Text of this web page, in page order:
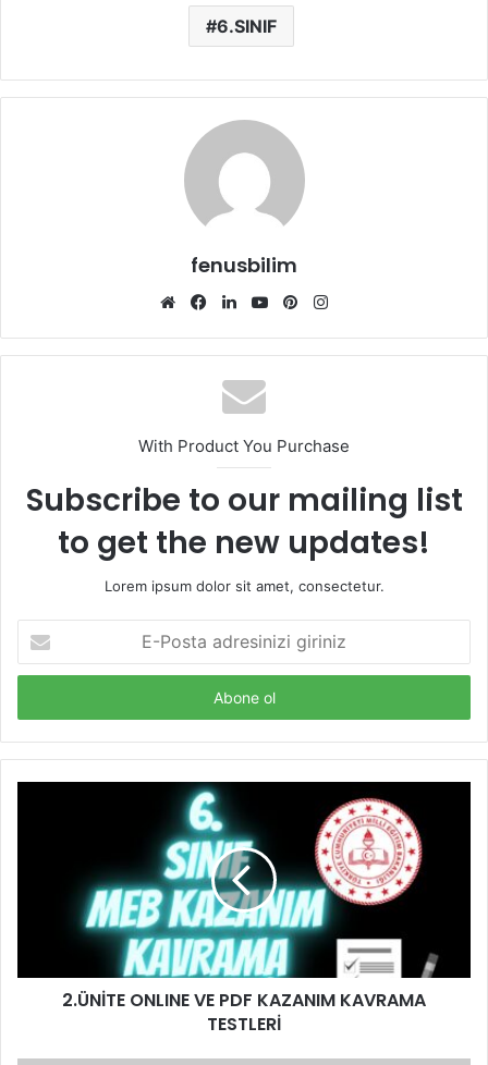
6.SINIF
fenusbilim
Web
Facebook
LinkedInYouTubePinterest
With Product You Purchase
Subscribe to our mailing list
to get the new updates!
Lorem ipsum dolor sit amet, consectetur.
Posta
adresinizi
2.ÜNİTE ONLINE VE PDF KAZANIM KAVRAMA
TESTLERİ